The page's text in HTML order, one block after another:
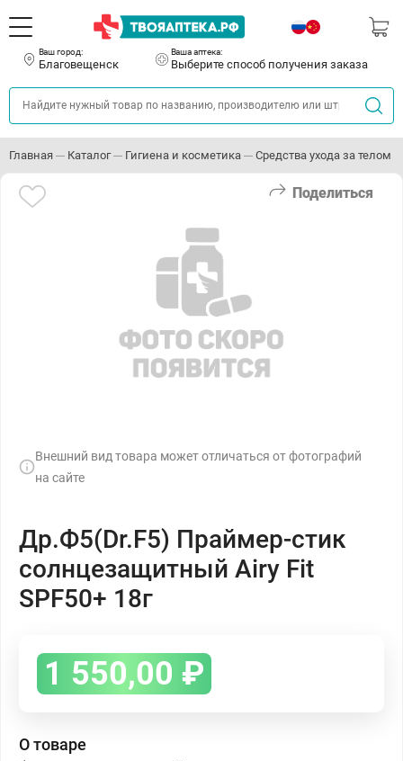
Ваш город:
Благовещенск
Ваша аптека:
Выберите способ получения заказа
Главная Каталог Гигиена и косметика Средства ухода за телом
Поделиться
Внешний вид товара может отличаться от фотографий
на сайте
Др.Ф5(Dr.F5) Праймер-стик
солнцезащитный Airy Fit
SPF50+ 18г
1 550,00 ₽
О товаре